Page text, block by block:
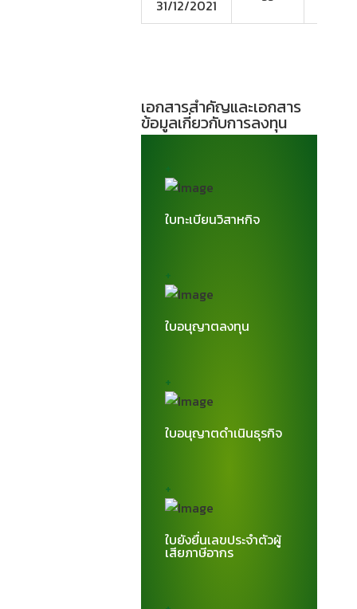
31/12/2021
เอกสารสำคัญและเอกสาร
ข้อมูลเกี่ยวกับการลงทุน
ใบทะเบียนวิสาหกิจ
+
ใบอนุญาตลงทุน
+
ใบอนุญาตดำเนินธุรกิจ
+
ใบยังยื่นเลขประจำตัวผู้
เสียภาษีอากร